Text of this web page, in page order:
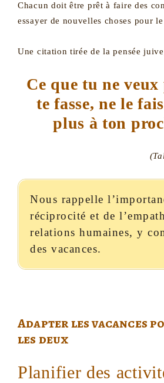
Chacun doit être prêt à faire des
essayer de nouvelles choses pour
Une citation tirée de la pensée
Ce que tu ne veux pas qu’on
te fasse, ne le
plus à ton
Nous rappelle
réciprocité et de
relations humaines, y
des vacances.
Adapter les vacances
les deux
Planifier des